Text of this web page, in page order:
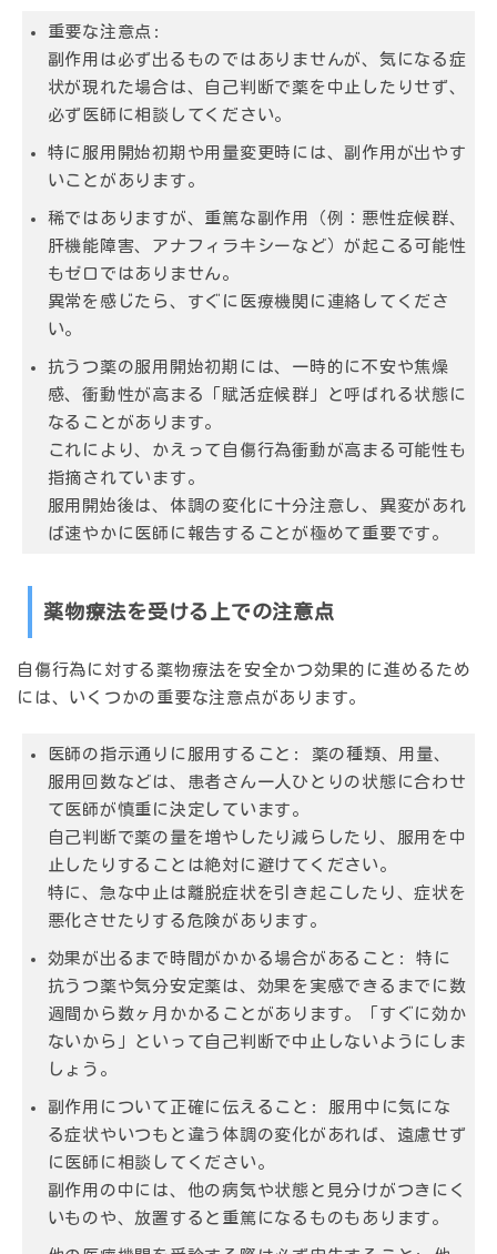
重要な注意点:
副作用は必ず出るものではありませんが、気になる症
状が現れた場合は、自己判断で薬を中止したりせず、
必ず医師に相談してください。
特に服用開始初期や用量変更時には、副作用が出やす
いことがあります。
稀ではありますが、重篤な副作用（例：悪性症候群、
肝機能障害、アナフィラキシーなど）が起こる可能性
もゼロではありません。
異常を感じたら、すぐに医療機関に連絡してくださ
い。
抗うつ薬の服用開始初期には、一時的に不安や焦燥
感、衝動性が高まる「賦活症候群」と呼ばれる状態に
なることがあります。
これにより、かえって自傷行為衝動が高まる可能性も
指摘されています。
服用開始後は、体調の変化に十分注意し、異変があれ
ば速やかに医師に報告することが極めて重要です。
薬物療法を受ける上での注意点
自傷行為に対する薬物療法を安全かつ効果的に進めるため
には、いくつかの重要な注意点があります。
医師の指示通りに服用すること:
薬の種類、用量、
服用回数などは、患者さん一人ひとりの状態に合わせ
て医師が慎重に決定しています。
自己判断で薬の量を増やしたり減らしたり、服用を中
止したりすることは絶対に避けてください。
特に、急な中止は離脱症状を引き起こしたり、症状を
悪化させたりする危険があります。
効果が出るまで時間がかかる場合があること:
特に
抗うつ薬や気分安定薬は、効果を実感できるまでに数
週間から数ヶ月かかることがあります。「すぐに効か
ないから」といって自己判断で中止しないようにしま
しょう。
副作用について正確に伝えること:
服用中に気にな
る症状やいつもと違う体調の変化があれば、遠慮せず
に医師に相談してください。
副作用の中には、他の病気や状態と見分けがつきにく
いものや、放置すると重篤になるものもあります。